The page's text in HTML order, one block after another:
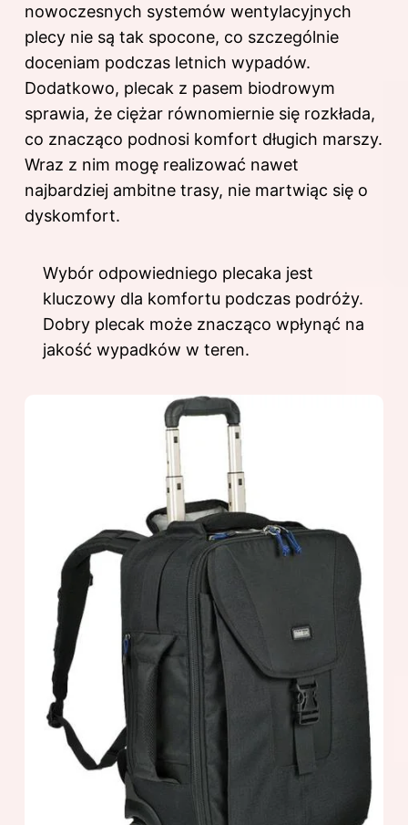
nowoczesnych systemów wentylacyjnych
plecy nie są tak spocone, co szczególnie
doceniam podczas letnich wypadów.
Dodatkowo, plecak z pasem biodrowym
sprawia, że ciężar równomiernie się rozkłada,
co znacząco podnosi komfort długich marszy.
Wraz z nim mogę realizować nawet
najbardziej ambitne trasy, nie martwiąc się o
dyskomfort.
Wybór odpowiedniego plecaka jest
kluczowy dla komfortu podczas podróży.
Dobry plecak może znacząco wpłynąć na
jakość wypadków w teren.